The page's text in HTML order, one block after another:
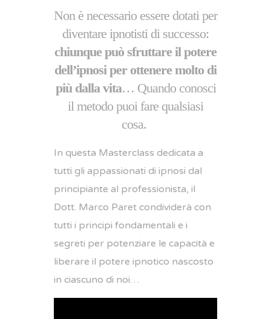
Non è necessario essere dotati per
diventare ipnotisti di successo:
chiunque può sfruttare il potere
dell’ipnosi per ottenere molto di
più dalla vita… Quando conosci
il metodo puoi fare qualsiasi
cosa.
In questa Masterclass dedicata a
tutti gli appassionati di ipnosi dal
principiante al professionista, il
Dott. Marco Paret condividerà con
tutti i principi fondamentali e i
segreti per potenziare le capacità e
liberare il potere ipnotico nascosto
in ciascuno di noi…